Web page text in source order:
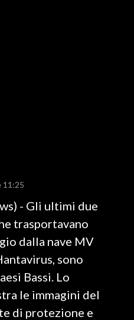
11:25
- Gli ultimi due
trasportavano
dalla nave MV
sono
Bassi. Lo
le immagini del
di protezione e